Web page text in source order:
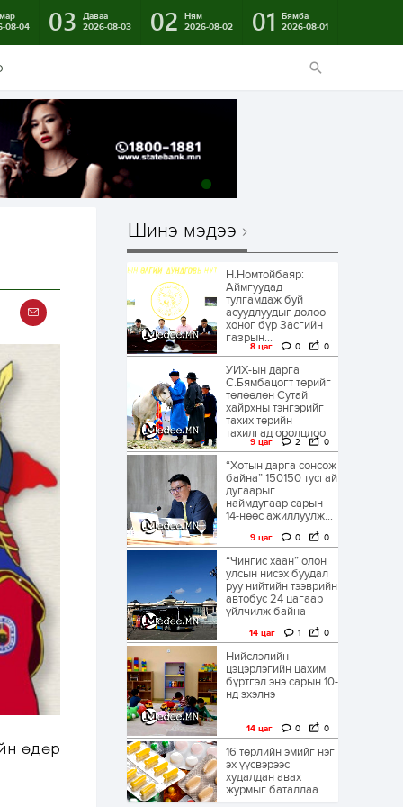
08-04
03
Даваа
2026-08-03
02
Ням
2026-08-02
01
Бямба
2026-08-01
өдөр
Шинэ мэдээ
Н.Номтойбаяр:
Аймгуудад
тулгамдаж буй
асуудлуудыг долоо
хоног бүр Засгийн
газрын...
8 цаг 0 0
УИХ-ын дарга
С.Бямбацогт төрийг
төлөөлөн Сутай
хайрхны тэнгэрийг
тахих төрийн
тахилгад оролцлоо
9 цаг 2 0
“Хотын дарга сонсож
байна” 150150 тусгай
дугаарыг
наймдугаар сарын
14-нөөс ажиллуулж...
9 цаг 0 0
“Чингис хаан” олон
улсын нисэх буудал
руу нийтийн тээврийн
автобус 24 цагаар
үйлчилж байна
14 цаг 1 0
Нийслэлийн
цэцэрлэгийн цахим
бүртгэл энэ сарын 10-
нд эхэлнэ
14 цаг 0 0
16 төрлийн эмийг нэг
эх үүсвэрээс
худалдан авах
журмыг баталлаа